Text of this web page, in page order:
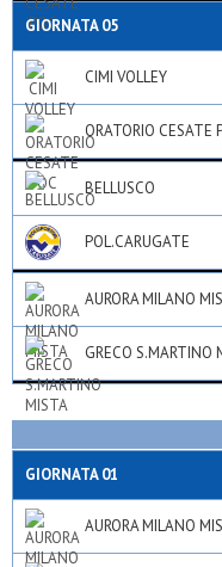
GIORNATA 05
CIMI VOLLEY
ORATORIO CESATE
BELLUSCO
POL.CARUGATE
AURORA MILANO
GRECO S.MARTINO
GIORNATA 01
AURORA MILANO